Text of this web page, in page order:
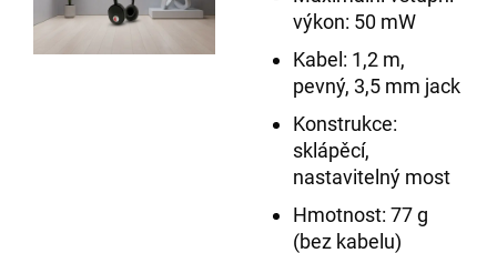
výkon: 50 mW
Kabel: 1,2 m,
pevný, 3,5 mm jack
Konstrukce:
sklápěcí,
nastavitelný most
Hmotnost: 77 g
(bez kabelu)